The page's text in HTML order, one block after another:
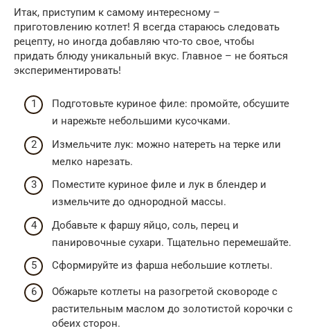
Итак, приступим к самому интересному –
приготовлению котлет! Я всегда стараюсь следовать
рецепту, но иногда добавляю что-то свое, чтобы
придать блюду уникальный вкус. Главное – не бояться
экспериментировать!
Подготовьте куриное филе: промойте, обсушите
и нарежьте небольшими кусочками.
Измельчите лук: можно натереть на терке или
мелко нарезать.
Поместите куриное филе и лук в блендер и
измельчите до однородной массы.
Добавьте к фаршу яйцо, соль, перец и
панировочные сухари. Тщательно перемешайте.
Сформируйте из фарша небольшие котлеты.
Обжарьте котлеты на разогретой сковороде с
растительным маслом до золотистой корочки с
обеих сторон.